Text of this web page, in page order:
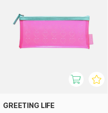
GREETING LIFE